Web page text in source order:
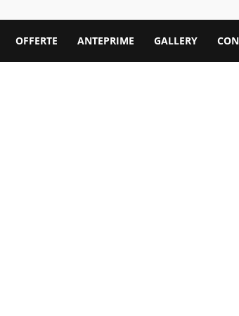
OFFERTE ANTEPRIME GALLERY